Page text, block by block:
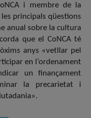
i membre de la
principals qüestions
anual sobre la cultura
que el CoNCA té
anys «vetllar pel
en l’ordenament
un finançament
la precarietat i